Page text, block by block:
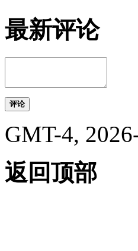
最新评论
评论
GMT-4,
返回顶部